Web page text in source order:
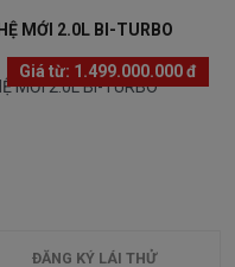
MỚI 2.0L BI-TURBO
Giá từ: 1.499.000.000 đ
ĐĂNG KÝ LÁI THỬ